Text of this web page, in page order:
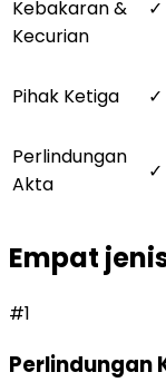
Kebakaran &
Kecurian
✓
Pihak Ketiga ✓
Perlindungan
Akta
✓
Empat
#1
Perlindungan